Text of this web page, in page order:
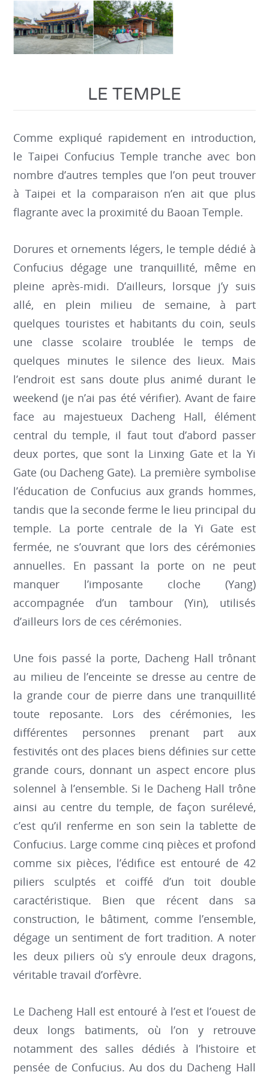
LE TEMPLE
Comme expliqué rapidement en introduction,
le Taipei Confucius Temple tranche avec bon
nombre d’autres temples que l’on peut trouver
à Taipei et la comparaison n’en ait que plus
flagrante avec la proximité du Baoan Temple.
Dorures et ornements légers, le temple dédié à
Confucius dégage une tranquillité, même en
pleine après-midi. D’ailleurs, lorsque j’y suis
allé, en plein milieu de semaine, à part
quelques touristes et habitants du coin, seuls
une classe scolaire troublée le temps de
quelques minutes le silence des lieux. Mais
l’endroit est sans doute plus animé durant le
weekend (je n’ai pas été vérifier). Avant de faire
face au majestueux Dacheng Hall, élément
central du temple, il faut tout d’abord passer
deux portes, que sont la Linxing Gate et la Yi
Gate (ou Dacheng Gate). La première symbolise
l’éducation de Confucius aux grands hommes,
tandis que la seconde ferme le lieu principal du
temple. La porte centrale de la Yi Gate est
fermée, ne s’ouvrant que lors des cérémonies
annuelles. En passant la porte on ne peut
manquer l’imposante cloche (Yang)
accompagnée d’un tambour (Yin), utilisés
d’ailleurs lors de ces cérémonies.
Une fois passé la porte, Dacheng Hall trônant
au milieu de l’enceinte se dresse au centre de
la grande cour de pierre dans une tranquillité
toute reposante. Lors des cérémonies, les
différentes personnes prenant part aux
festivités ont des places biens définies sur cette
grande cours, donnant un aspect encore plus
solennel à l’ensemble. Si le Dacheng Hall trône
ainsi au centre du temple, de façon surélevé,
c’est qu’il renferme en son sein la tablette de
Confucius. Large comme cinq pièces et profond
comme six pièces, l’édifice est entouré de 42
piliers sculptés et coiffé d’un toit double
caractéristique. Bien que récent dans sa
construction, le bâtiment, comme l’ensemble,
dégage un sentiment de fort tradition. A noter
les deux piliers où s’y enroule deux dragons,
véritable travail d’orfèvre.
Le Dacheng Hall est entouré à l’est et l’ouest de
deux longs batiments, où l’on y retrouve
notamment des salles dédiés à l’histoire et
pensée de Confucius. Au dos du Dacheng Hall